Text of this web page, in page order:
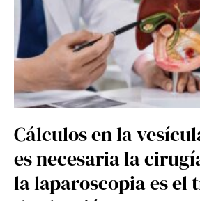
Cálculos en la
es necesaria la
la laparoscopia es el